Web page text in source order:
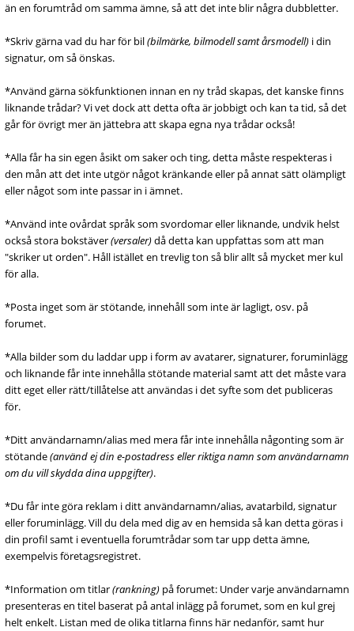
än en forumtråd om samma ämne, så att det inte blir några dubbletter.
*Skriv gärna vad du har för bil(bilmärke, bilmodell samt årsmodell) i din
signatur, om så önskas.
*Använd gärna sökfunktionen innan en ny tråd skapas, det kanske finns
liknande trådar? Vi vet dock att detta ofta är jobbigt och kan ta tid, så det
går för övrigt mer än jättebra att skapa egna nya trådar också!
*Alla får ha sin egen åsikt om saker och ting, detta måste respekteras i
den mån att det inte utgör något kränkande eller på annat sätt olämpligt
eller något som inte passar in i ämnet.
*Använd inte ovårdat språk som svordomar eller liknande, undvik helst
också stora bokstäver(versaler)då detta kan uppfattas som att man
"skriker ut orden". Håll istället en trevlig ton så blir allt så mycket mer kul
för alla.
*Posta inget som är stötande, innehåll som inte är lagligt, osv. på
forumet.
*Alla bilder som du laddar upp i form av avatarer, signaturer, foruminlägg
och liknande får inte innehålla stötande material samt att det måste vara
ditt eget eller rätt/tillåtelse att användas i det syfte som det publiceras
för.
*Ditt användarnamn/alias med mera får inte innehålla någonting som är
stötande(använd ej din e-postadress eller riktiga namn som användarnamn
om du vill skydda dina uppgifter).
*Du får inte göra reklam i ditt användarnamn/alias, avatarbild, signatur
eller foruminlägg. Vill du dela med dig av en hemsida så kan detta göras i
din profil samt i eventuella forumtrådar som tar upp detta ämne,
exempelvis företagsregistret.
*Information om titlar(rankning) på forumet: Under varje användarnamn
presenteras en titel baserat på antal inlägg på forumet, som en kul grej
helt enkelt. Listan med de olika titlarna finns här nedanför, samt hur